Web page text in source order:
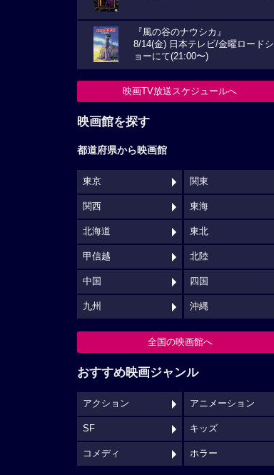
『風の谷のナウシカ』
8/14(金) 日本テレビ/金曜ロードシ
ョーにて(21:00〜)
映画TV放送スケジュールへ
映画館を探す
都道府県から映画館
東京 関東
関西 東海
北海道 東北
甲信越 北陸
中国 四国
九州 沖縄
全国の映画館へ
おすすめ映画ジャンル
アクション アニメーション
SF キッズ
コメディ ホラー